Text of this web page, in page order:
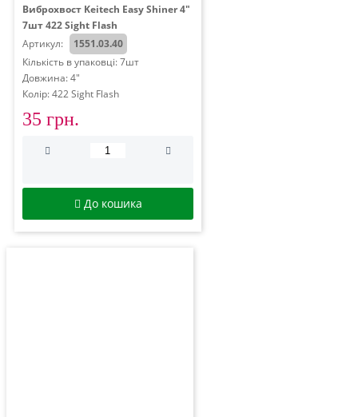
Виброхвост Keitech Easy Shiner 4"
7шт 422 Sight Flash
Артикул:
1551.03.40
Кількість в упаковці: 7шт
Довжина: 4"
Колір: 422 Sight Flash
35 грн.
До кошика